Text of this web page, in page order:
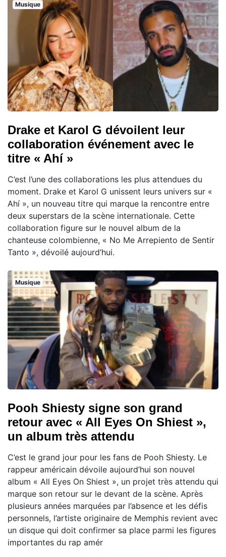
Musique
Drake et Karol G dévoilent leur
collaboration événement avec le
titre « Ahí »
C’est l’une des collaborations les plus attendues du
moment. Drake et Karol G unissent leurs univers sur «
Ahí », un nouveau titre qui marque la rencontre entre
deux superstars de la scène internationale. Cette
collaboration figure sur le nouvel album de la
chanteuse colombienne, « No Me Arrepiento de Sentir
Tanto », dévoilé aujourd’hui.
Musique
Pooh Shiesty signe son grand
retour avec « All Eyes On Shiest »,
un album très attendu
C’est le grand jour pour les fans de Pooh Shiesty. Le
rappeur américain dévoile aujourd’hui son nouvel
album « All Eyes On Shiest », un projet très attendu qui
marque son retour sur le devant de la scène. Après
plusieurs années marquées par l’absence et les défis
personnels, l’artiste originaire de Memphis revient avec
un disque qui doit confirmer sa place parmi les figures
importantes du rap amér